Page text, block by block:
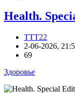
Health.
TTT22
2-06-2026,
69
Здоровье